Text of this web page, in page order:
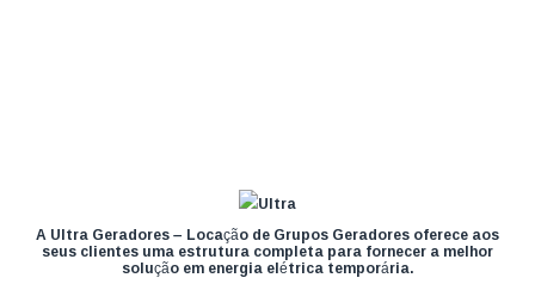
A Ultra Geradores – Locação de Grupos Geradores oferece aos
seus clientes uma estrutura completa para fornecer a melhor
solução em energia elétrica temporária.